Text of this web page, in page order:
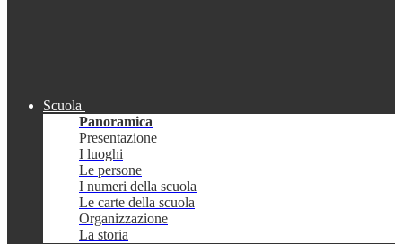
Scuola
Panoramica
Presentazione
I luoghi
Le persone
I numeri della scuola
Le carte della scuola
Organizzazione
La storia